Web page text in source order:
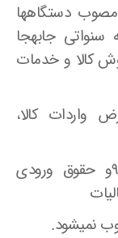
دستگاهها
جابهجا
کالا و خدمات
واردات کالا،
قانون امور گمرکی مصوب )۹۲۱۶/۵/۴۴و حقوق ورودی
نمیشود.